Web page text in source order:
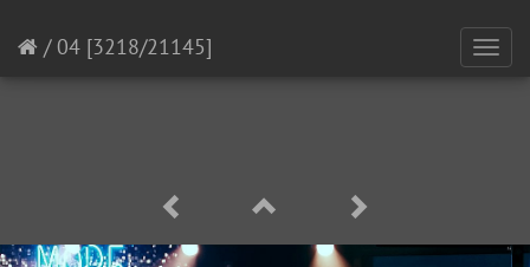
/04 [3218/21145]